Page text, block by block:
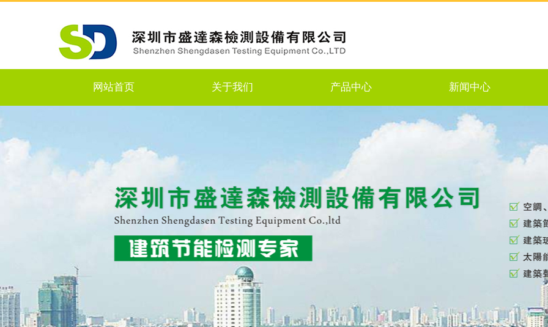
网站首页 关于我们 产品中心 新闻中心